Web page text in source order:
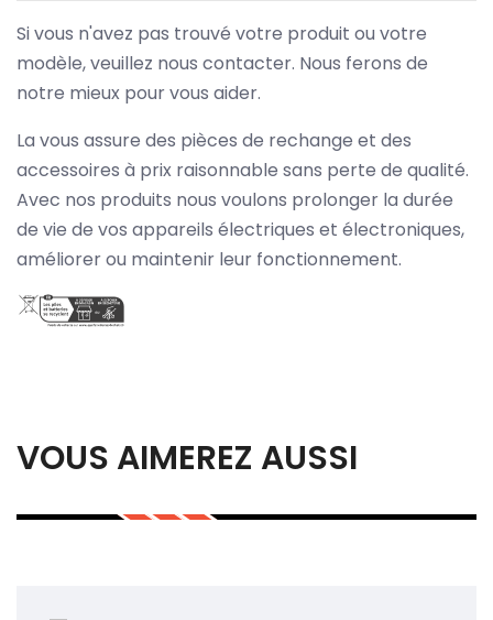
Si vous n'avez pas trouvé votre produit ou votre
modèle, veuillez nous contacter. Nous ferons de
notre mieux pour vous aider.
La vous assure des pièces de rechange et des
accessoires à prix raisonnable sans perte de qualité.
Avec nos produits nous voulons prolonger la durée
de vie de vos appareils électriques et électroniques,
améliorer ou maintenir leur fonctionnement.
VOUS AIMEREZ AUSSI